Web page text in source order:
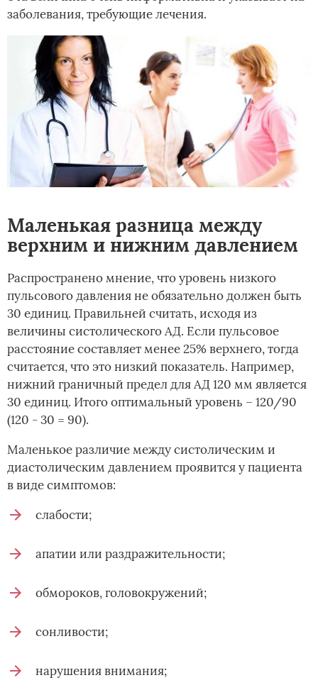
заболевания, требующие лечения.
Маленькая разница между
верхним и нижним давлением
Распространено мнение, что уровень низкого
пульсового давления не обязательно должен быть
30 единиц. Правильней считать, исходя из
величины систолического АД. Если пульсовое
расстояние составляет менее 25% верхнего, тогда
считается, что это низкий показатель. Например,
нижний граничный предел для АД 120 мм является
30 единиц. Итого оптимальный уровень – 120/90
(120 - 30 = 90).
Маленькое различие между систолическим и
диастолическим давлением проявится у пациента
в виде симптомов:
слабости;
апатии или раздражительности;
обмороков, головокружений;
сонливости;
нарушения внимания;